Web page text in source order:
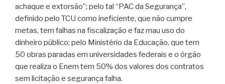
achaque e extorsão”; pelo tal “PAC da Segurança”,
definido pelo TCU como ineficiente, que não cumpre
metas, tem falhas na fiscalização e faz mau uso do
dinheiro público; pelo Ministério da Educação, que tem
50 obras paradas em universidades federais e o órgão
que realiza o Enem tem 50% dos valores dos contratos
sem licitação e segurança falha.